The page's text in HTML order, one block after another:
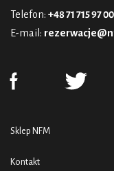
Telefon: +48 71 715 97 00
E-mail:
Sklep NFM
Kontakt